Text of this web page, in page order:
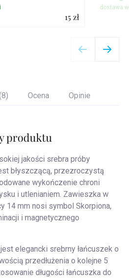
15 zł
Ocena Opinie
produktu
jakości srebra próby
błyszczącą, przezroczystą
wykończenie chroni
i utlenianiem. Zawieszka w
14 mm nosi symbol Skorpiona,
i magnetycznego
elegancki srebrny łańcuszek o
przedłużenia o kolejne 5
długości łańcuszka do